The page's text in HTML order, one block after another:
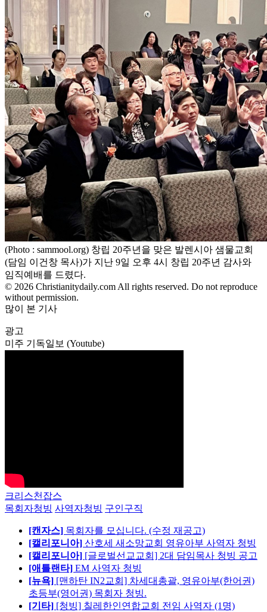
(Photo : sammool.org) 창립 20주년을 맞은 발렌시아 샘물교회
(담임 이건창 목사)가 지난 9일 오후 4시 창립 20주년 감사와
임직예배를 드렸다.
© 2026 Christianitydaily.com All rights reserved. Do not reproduce
without permission.
많이 본 기사
광고
미주 기독일보 (Youtube)
크리스천잡스
목회자청빙 사역자청빙 구인구직
[캔자스] 목회자를 모십니다. (수정 재공고)
[캘리포니아] 산호세 새소망교회 영유아부 사역자 청빙
[캘리포니아] [글로벌선교교회] 2대 담임목사 청빙 공고
[애틀랜타] EM 사역자 청빙
[뉴욕] [맨하탄 IN2교회] 차세대총괄, 영유아부(한어권)
초등부(영어권) 목회자 청빙.
[기타] [청빙] 칠레한인연합교회 전임 사역자 (1명)